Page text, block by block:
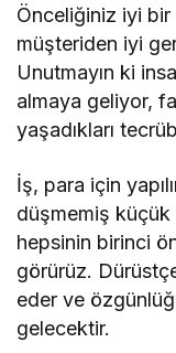
Önceliğiniz iyi
müşteriden iyi
Unutmayın ki
almaya geliyor,
yaşadıkları
İş, para için
düşmemiş küçük
hepsinin birinci
görürüz.
eder ve
gelecektir.